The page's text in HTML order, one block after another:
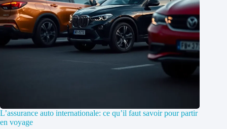
L’assurance auto internationale: ce qu’il faut savoir pour partir
en voyage